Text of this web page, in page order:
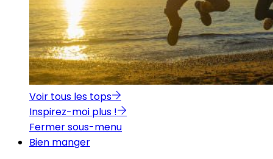
Voir tous les tops
Inspirez-moi plus !
Fermer sous-menu
Bien manger